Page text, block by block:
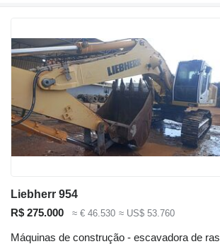
Liebherr 954
R$ 275.000
≈ € 46.530 ≈ US$ 53.760
Máquinas de construção - escavadora de